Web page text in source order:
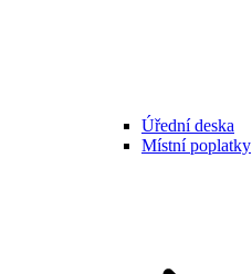
Úřední deska
Místní poplatky